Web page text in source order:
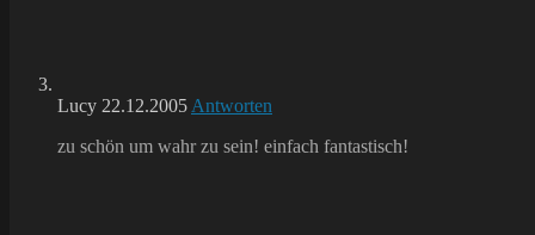
Lucy 22.12.2005 Antworten
zu schön um wahr zu sein! einfach fantastisch!